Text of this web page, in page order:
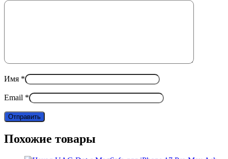
Имя *
Email *
Похожие товары